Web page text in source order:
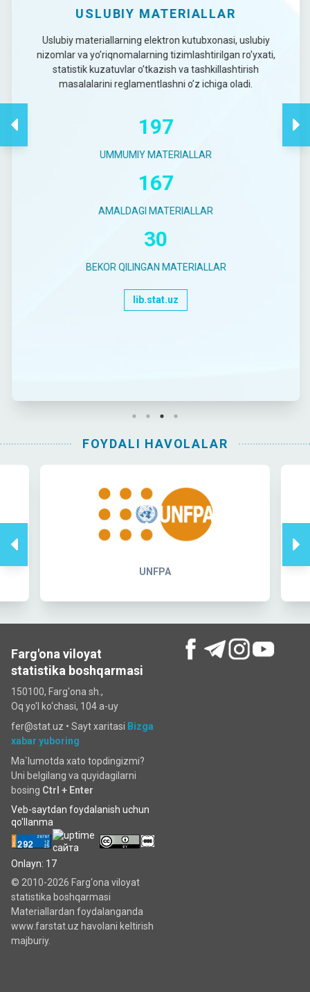
USLUBIY MATERIALLAR
Uslubiy materiallarning elektron kutubxonasi, uslubiy
nizomlar va yo’riqnomalarning tizimlashtirilgan ro’yxati,
statistik kuzatuvlar o’tkazish va tashkillashtirish
masalalarini reglamentlashni o’z ichiga oladi.
197
UMMUMIY MATERIALLAR
167
AMALDAGI MATERIALLAR
30
BEKOR QILINGAN MATERIALLAR
lib.stat.uz
FOYDALI HAVOLALAR
MiTC
Farg'ona viloyat
statistika boshqarmasi
150100, Farg'ona sh.,
Oq yo'l ko‘chаsi, 104 a-uy
fer@stat.uz • Sayt xaritasi Bizga
xabar yuboring
Ma`lumotda xato topdingizmi?
Uni belgilang va quyidagilarni
bosing Ctrl + Enter
Veb-saytdan foydalanish uchun
qo'llanma
Onlayn: 17
© 2010-2026 Farg‘ona viloyat
statistika boshqarmasi
Materiallardan foydalanganda
www.farstat.uz havolani keltirish
majburiy.